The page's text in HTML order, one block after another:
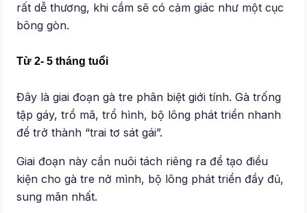
rất dễ thương, khi cầm sẽ có cảm giác như một cục
bông gòn.
Từ 2- 5 tháng tuổi
Đây là giai đoạn gà tre phân biệt giới tính. Gà trống
tập gáy, trổ mã, trổ hình, bộ lông phát triển nhanh
để trở thành “trai tơ sát gái”.
Giai đoạn này cần nuôi tách riêng ra để tạo điều
kiện cho gà tre nở mình, bộ lông phát triển đầy đủ,
sung mãn nhất.